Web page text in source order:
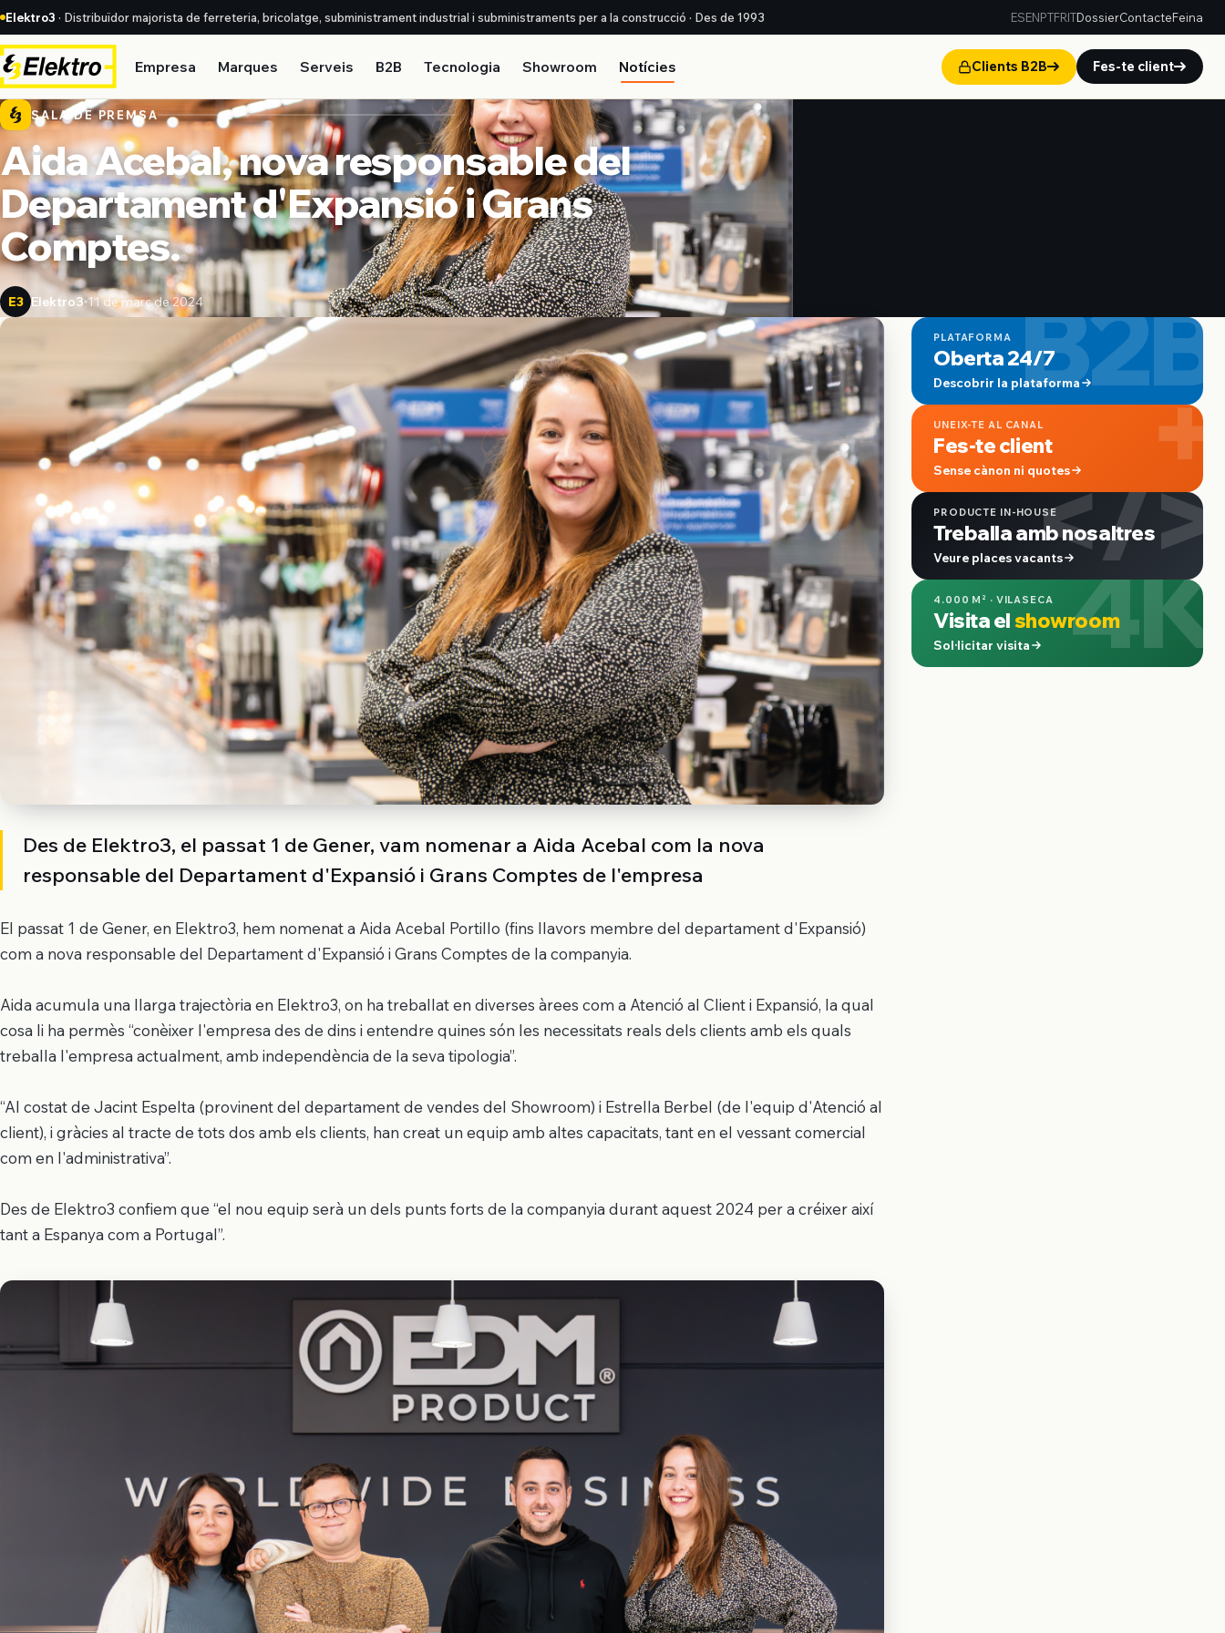
Elektro3 · Distribuïdor majorista de ferreteria, bricolatge, subministrament industrial i subministraments per a la construcció · Des de 1993 ESENPTFRITDossierContacteFeina
Empresa Marques Serveis B2B Tecnologia Showroom Notícies Clients B2B Fes-te client
SALA DE PREMSA
Aida Acebal, nova responsable del
Departament d'Expansió i Grans
Comptes.
E3 Elektro3 11 de març de 2024
Des de Elektro3, el passat 1 de Gener, vam nomenar a Aida Acebal com la nova
responsable del Departament d'Expansió i Grans Comptes de l'empresa
El passat 1 de Gener, en Elektro3, hem nomenat a Aida Acebal Portillo (fins llavors membre del departament d'Expansió)
com a nova responsable del Departament d'Expansió i Grans Comptes de la companyia.
Aida acumula una llarga trajectòria en Elektro3, on ha treballat en diverses àrees com a Atenció al Client i Expansió, la qual
cosa li ha permès “conèixer l'empresa des de dins i entendre quines són les necessitats reals dels clients amb els quals
treballa l'empresa actualment, amb independència de la seva tipologia”.
“Al costat de Jacint Espelta (provinent del departament de vendes del Showroom) i Estrella Berbel (de l'equip d'Atenció al
client), i gràcies al tracte de tots dos amb els clients, han creat un equip amb altes capacitats, tant en el vessant comercial
com en l'administrativa”.
Des de Elektro3 confiem que “el nou equip serà un dels punts forts de la companyia durant aquest 2024 per a créixer així
tant a Espanya com a Portugal”.
B2B
PLATAFORMA
Oberta 24/7
Descobrir la plataforma +
UNEIX-TE AL CANAL
Fes-te client
Sense cànon ni quotes</>
PRODUCTE IN-HOUSE
Treballa amb nosaltres
Veure places vacants 4K
4.000 M² · VILASECA
Visita elshowroom
Sol·licitar visita